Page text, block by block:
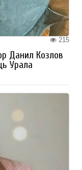
215
Данил Козлов
Урала